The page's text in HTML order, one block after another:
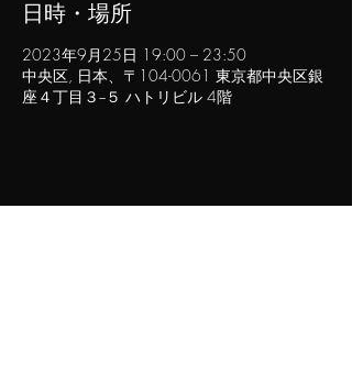
日時・場所
2023年9月25日 19:00 – 23:50
中央区, 日本、〒104-0061 東京都中央区銀
座４丁目３−５ ハトリビル 4階